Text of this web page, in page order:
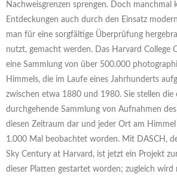
Nachweisgrenzen sprengen. Doch manchmal
Entdeckungen auch durch den Einsatz
man für eine sorgfältige Überprüfung
nutzt, gemacht werden. Das Harvard College
eine Sammlung von über 500.000
Himmels, die im Laufe eines Jahrhunderts
zwischen etwa 1880 und 1980. Sie stellen die
durchgehende Sammlung von Aufnahmen
diesen Zeitraum dar und jeder Ort am
1.000 Mal beobachtet worden. Mit DASCH,
Sky Century at Harvard, ist jetzt ein Projekt
dieser Platten gestartet worden; zugleich wird